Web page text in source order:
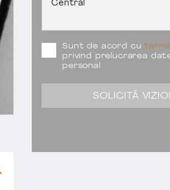
Sunt de acord cu
privind prelucrarea
personal
SOLICITĂ